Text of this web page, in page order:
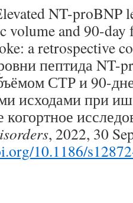
NT-proBNP
volume and 90-
a retrospective
пептида NT-
СТР и 90-
исходами при
когортное
, 2022, 30
10.1186/